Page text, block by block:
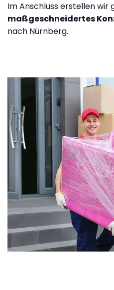
Im Anschluss erstellen wir
maßgeschneidertes
nach Nürnberg.